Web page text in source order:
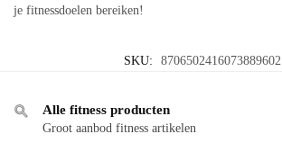
je fitnessdoelen bereiken!
SKU: 8706502416073889602
Alle fitness producten
Groot aanbod fitness artikelen